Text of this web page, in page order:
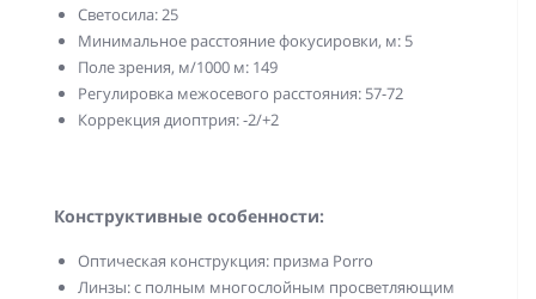
Светосила: 25
Минимальное расстояние фокусировки, м: 5
Поле зрения, м/1000 м: 149
Регулировка межосевого расстояния: 57-72
Коррекция диоптрия: -2/+2
Конструктивные особенности:
Оптическая конструкция: призма Porro
Линзы: с полным многослойным просветляющим